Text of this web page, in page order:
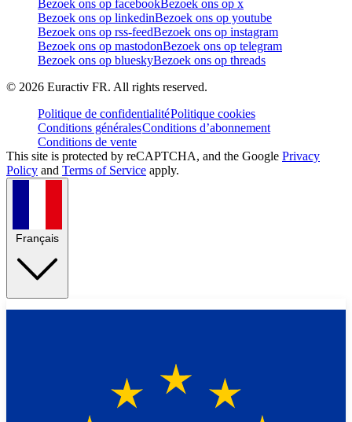
Bezoek ons op facebookBezoek ons op x
Bezoek ons op linkedinBezoek ons op youtube
Bezoek ons op rss-feedBezoek ons op instagram
Bezoek ons op mastodonBezoek ons op telegram
Bezoek ons op blueskyBezoek ons op threads
© 2026 Euractiv FR. All rights reserved.
Politique de confidentialitéPolitique cookies
Conditions généralesConditions d’abonnement
Conditions de vente
This site is protected by reCAPTCHA, and the Google Privacy
Policy and Terms of Service apply.
Français